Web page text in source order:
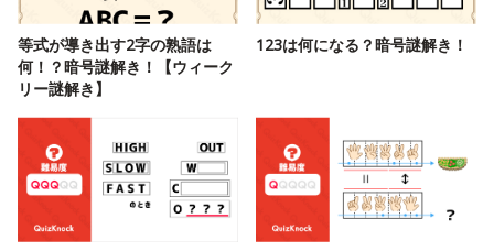
等式が導き出す2字の熟語は
何！？暗号謎解き！【ウィーク
リー謎解き】
123は何になる？暗号謎解き！